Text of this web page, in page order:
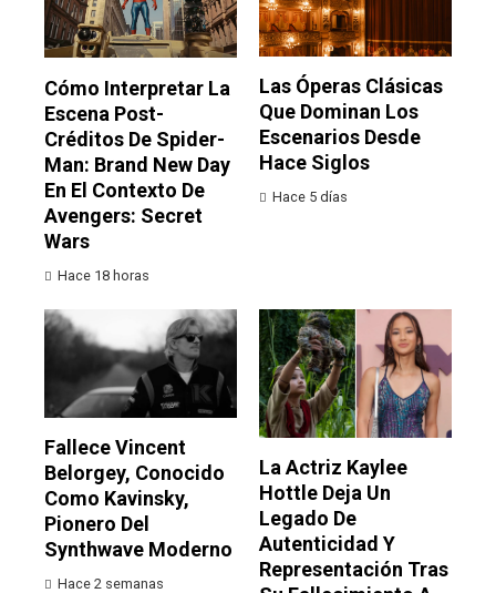
Cómo Interpretar La
Escena Post-
Créditos De Spider-
Man: Brand New Day
En El Contexto De
Avengers: Secret
Wars
Hace 18 horas
Las Óperas Clásicas
Que Dominan Los
Escenarios Desde
Hace Siglos
Hace 5 días
Fallece Vincent
Belorgey, Conocido
Como Kavinsky,
Pionero Del
Synthwave Moderno
Hace 2 semanas
La Actriz Kaylee
Hottle Deja Un
Legado De
Autenticidad Y
Representación Tras